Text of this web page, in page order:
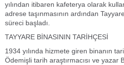
yılından itibaren kafeterya olarak
adrese taşınmasının ardından
süreci başladı.
TAYYARE BİNASININ TARİHÇESİ
1934 yılında hizmete giren binanın
Ödemişli tarih araştırmacısı ve yazar